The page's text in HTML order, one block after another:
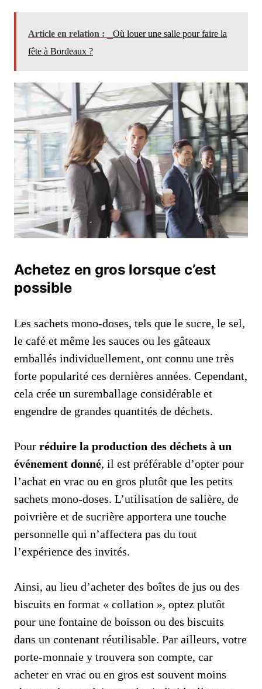
Article en relation :
Où louer une salle pour faire la
fête à Bordeaux ?
Achetez en gros lorsque c’est
possible
Les sachets mono-doses, tels que le sucre, le sel,
le café et même les sauces ou les gâteaux
emballés individuellement, ont connu une très
forte popularité ces dernières années. Cependant,
cela crée un suremballage considérable et
engendre de grandes quantités de déchets.
Pour réduire la production des déchets à un
événement donné, il est préférable d’opter pour
l’achat en vrac ou en gros plutôt que les petits
sachets mono-doses. L’utilisation de salière, de
poivrière et de sucrière apportera une touche
personnelle qui n’affectera pas du tout
l’expérience des invités.
Ainsi, au lieu d’acheter des boîtes de jus ou des
biscuits en format « collation », optez plutôt
pour une fontaine de boisson ou des biscuits
dans un contenant réutilisable. Par ailleurs, votre
porte-monnaie y trouvera son compte, car
acheter en vrac ou en gros est souvent moins